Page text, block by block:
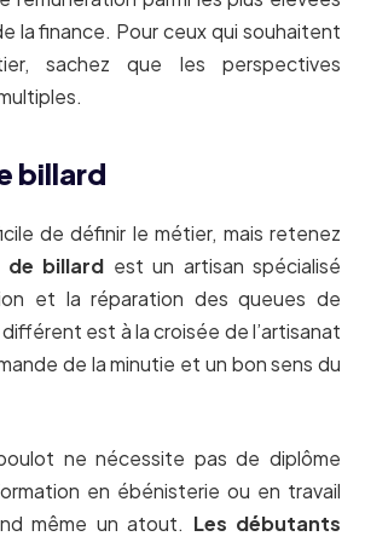
la finance. Pour ceux qui souhaitent
sachez que les perspectives
billard
de définir le métier, mais retenez
de billard est un artisan spécialisé
et la réparation des queues de
est à la croisée de l’artisanat
de la minutie et un bon sens du
ne nécessite pas de diplôme
en ébénisterie ou en travail
même un atout. Les débutants